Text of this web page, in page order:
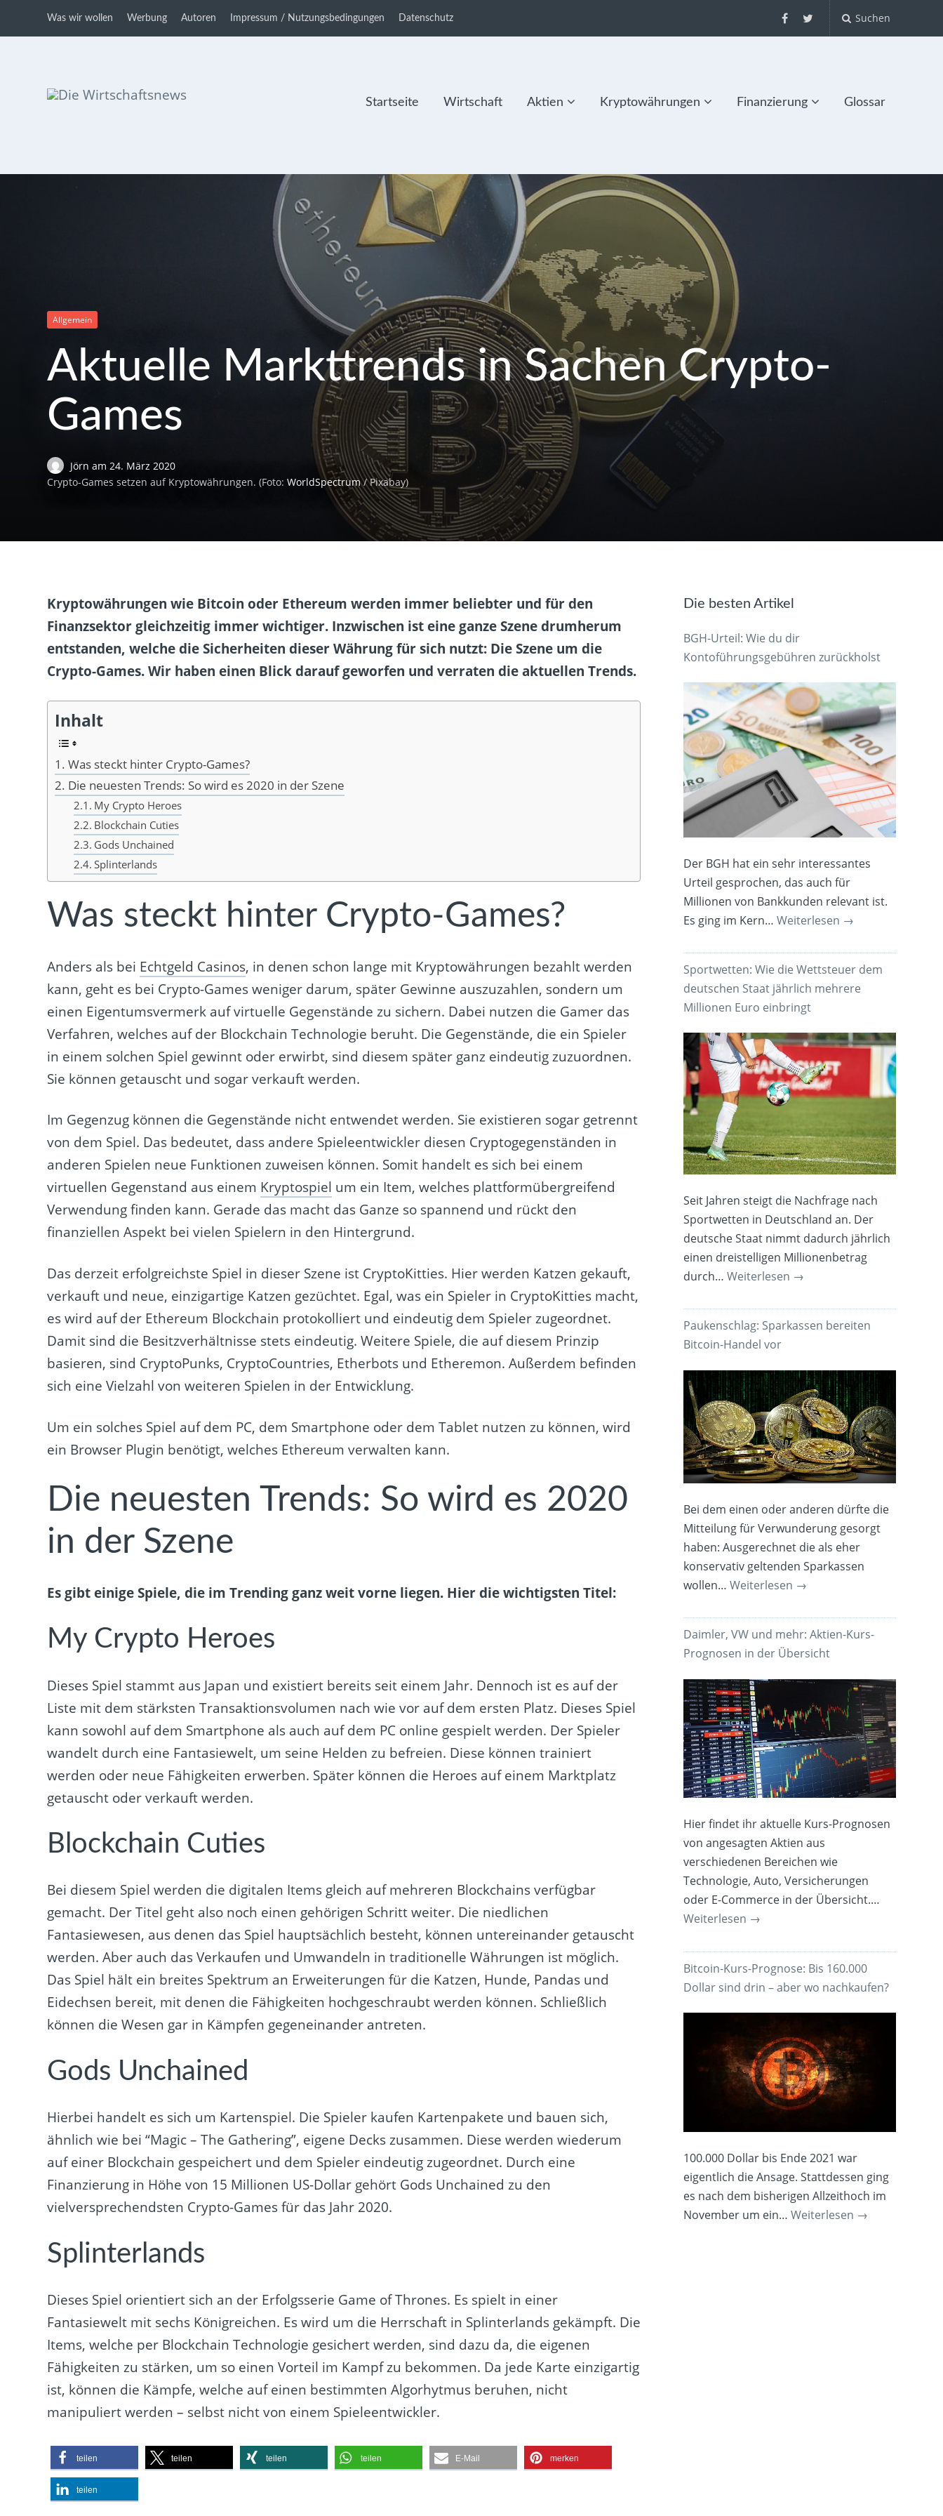
Was wir wollen Werbung Autoren Impressum / Nutzungsbedingungen Datenschutz Suchen
Startseite Wirtschaft Aktien Kryptowährungen Finanzierung Glossar
Allgemein
Aktuelle Markttrends in Sachen Crypto-
Games
Jörnam 24. März 2020
Crypto-Games setzen auf Kryptowährungen. (Foto:WorldSpectrum/ Pixabay)
Kryptowährungen wie Bitcoin oder Ethereum werden immer beliebter und für den
Finanzsektor gleichzeitig immer wichtiger. Inzwischen ist eine ganze Szene drumherum
entstanden, welche die Sicherheiten dieser Währung für sich nutzt: Die Szene um die
Crypto-Games. Wir haben einen Blick darauf geworfen und verraten die aktuellen Trends.
Inhalt
Was steckt hinter Crypto-Games?
Die neuesten Trends: So wird es 2020 in der Szene
My Crypto Heroes
Blockchain Cuties
Gods Unchained
Splinterlands
Was steckt hinter Crypto-Games?
Anders als bei Echtgeld Casinos, in denen schon lange mit Kryptowährungen bezahlt werden
kann, geht es bei Crypto-Games weniger darum, später Gewinne auszuzahlen, sondern um
einen Eigentumsvermerk auf virtuelle Gegenstände zu sichern. Dabei nutzen die Gamer das
Verfahren, welches auf der Blockchain Technologie beruht. Die Gegenstände, die ein Spieler
in einem solchen Spiel gewinnt oder erwirbt, sind diesem später ganz eindeutig zuzuordnen.
Sie können getauscht und sogar verkauft werden.
Im Gegenzug können die Gegenstände nicht entwendet werden. Sie existieren sogar getrennt
von dem Spiel. Das bedeutet, dass andere Spieleentwickler diesen Cryptogegenständen in
anderen Spielen neue Funktionen zuweisen können. Somit handelt es sich bei einem
virtuellen Gegenstand aus einem Kryptospiel um ein Item, welches plattformübergreifend
Verwendung finden kann. Gerade das macht das Ganze so spannend und rückt den
finanziellen Aspekt bei vielen Spielern in den Hintergrund.
Das derzeit erfolgreichste Spiel in dieser Szene ist CryptoKitties. Hier werden Katzen gekauft,
verkauft und neue, einzigartige Katzen gezüchtet. Egal, was ein Spieler in CryptoKitties macht,
es wird auf der Ethereum Blockchain protokolliert und eindeutig dem Spieler zugeordnet.
Damit sind die Besitzverhältnisse stets eindeutig. Weitere Spiele, die auf diesem Prinzip
basieren, sind CryptoPunks, CryptoCountries, Etherbots und Etheremon. Außerdem befinden
sich eine Vielzahl von weiteren Spielen in der Entwicklung.
Um ein solches Spiel auf dem PC, dem Smartphone oder dem Tablet nutzen zu können, wird
ein Browser Plugin benötigt, welches Ethereum verwalten kann.
Die neuesten Trends: So wird es 2020
in der Szene
Es gibt einige Spiele, die im Trending ganz weit vorne liegen. Hier die wichtigsten Titel:
My Crypto Heroes
Dieses Spiel stammt aus Japan und existiert bereits seit einem Jahr. Dennoch ist es auf der
Liste mit dem stärksten Transaktionsvolumen nach wie vor auf dem ersten Platz. Dieses Spiel
kann sowohl auf dem Smartphone als auch auf dem PC online gespielt werden. Der Spieler
wandelt durch eine Fantasiewelt, um seine Helden zu befreien. Diese können trainiert
werden oder neue Fähigkeiten erwerben. Später können die Heroes auf einem Marktplatz
getauscht oder verkauft werden.
Blockchain Cuties
Bei diesem Spiel werden die digitalen Items gleich auf mehreren Blockchains verfügbar
gemacht. Der Titel geht also noch einen gehörigen Schritt weiter. Die niedlichen
Fantasiewesen, aus denen das Spiel hauptsächlich besteht, können untereinander getauscht
werden. Aber auch das Verkaufen und Umwandeln in traditionelle Währungen ist möglich.
Das Spiel hält ein breites Spektrum an Erweiterungen für die Katzen, Hunde, Pandas und
Eidechsen bereit, mit denen die Fähigkeiten hochgeschraubt werden können. Schließlich
können die Wesen gar in Kämpfen gegeneinander antreten.
Gods Unchained
Hierbei handelt es sich um Kartenspiel. Die Spieler kaufen Kartenpakete und bauen sich,
ähnlich wie bei “Magic – The Gathering”, eigene Decks zusammen. Diese werden wiederum
auf einer Blockchain gespeichert und dem Spieler eindeutig zugeordnet. Durch eine
Finanzierung in Höhe von 15 Millionen US-Dollar gehört Gods Unchained zu den
vielversprechendsten Crypto-Games für das Jahr 2020.
Splinterlands
Dieses Spiel orientiert sich an der Erfolgsserie Game of Thrones. Es spielt in einer
Fantasiewelt mit sechs Königreichen. Es wird um die Herrschaft in Splinterlands gekämpft. Die
Items, welche per Blockchain Technologie gesichert werden, sind dazu da, die eigenen
Fähigkeiten zu stärken, um so einen Vorteil im Kampf zu bekommen. Da jede Karte einzigartig
ist, können die Kämpfe, welche auf einen bestimmten Algorhytmus beruhen, nicht
manipuliert werden – selbst nicht von einem Spieleentwickler.
teilen teilen teilen teilen E-Mail merken
teilen
Die besten Artikel
BGH-Urteil: Wie du dir
Kontoführungsgebühren zurückholst
Der BGH hat ein sehr interessantes
Urteil gesprochen, das auch für
Millionen von Bankkunden relevant ist.
Es ging im Kern…Weiterlesen →
Sportwetten: Wie die Wettsteuer dem
deutschen Staat jährlich mehrere
Millionen Euro einbringt
Seit Jahren steigt die Nachfrage nach
Sportwetten in Deutschland an. Der
deutsche Staat nimmt dadurch jährlich
einen dreistelligen Millionenbetrag
durch…Weiterlesen →
Paukenschlag: Sparkassen bereiten
Bitcoin-Handel vor
Bei dem einen oder anderen dürfte die
Mitteilung für Verwunderung gesorgt
haben: Ausgerechnet die als eher
konservativ geltenden Sparkassen
wollen…Weiterlesen →
Daimler, VW und mehr: Aktien-Kurs-
Prognosen in der Übersicht
Hier findet ihr aktuelle Kurs-Prognosen
von angesagten Aktien aus
verschiedenen Bereichen wie
Technologie, Auto, Versicherungen
oder E-Commerce in der Übersicht.…
Weiterlesen →
Bitcoin-Kurs-Prognose: Bis 160.000
Dollar sind drin – aber wo nachkaufen?
100.000 Dollar bis Ende 2021 war
eigentlich die Ansage. Stattdessen ging
es nach dem bisherigen Allzeithoch im
November um ein…Weiterlesen →